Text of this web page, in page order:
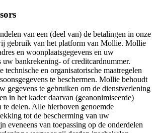
van een (deel van) de betalingen in onze
gebruik van het platform van Mollie. Mollie
en woonplaatsgegevens en uw
uw bankrekening- of creditcardnummer.
technische en organisatorische maatregelen
te beschermen. Mollie behoudt
gegevens te gebruiken om de dienstverlening
in het kader daarvan (geanonimiseerde)
te delen. Alle hierboven genoemde
tot de bescherming van uw
eveneens van toepassing op de onderdelen